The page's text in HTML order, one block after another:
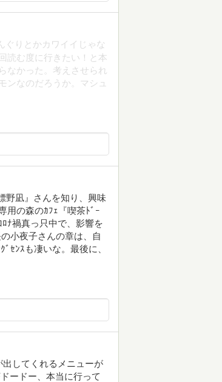
ぐりとかカワイイじゃな
読む度に行きたい！と本
なかった。考えさせられ
ンなのだろうか。マシュ
野凪』さんを知り、興味
用の森のｶﾌｪ『喫茶ﾄﾞｰ
ﾅ禍真っ只中で、影響を
小夜子さんの章は、自
ｾﾝｽも凄いな。最後に、
してくれるメニューが
ードー、本当に行って